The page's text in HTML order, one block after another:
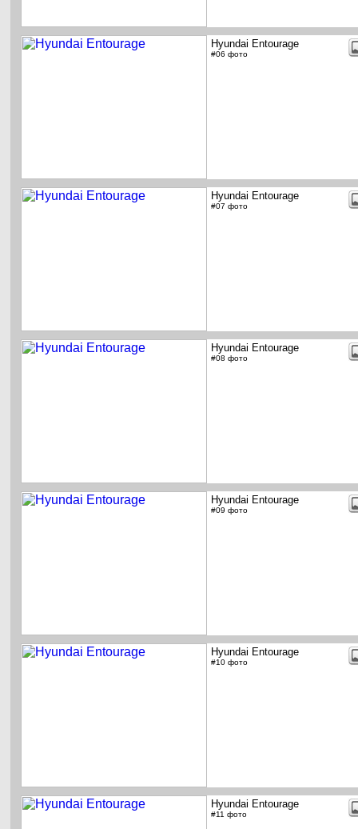
Hyundai Entourage
#06 фото
Hyundai Entourage
#07 фото
Hyundai Entourage
#08 фото
Hyundai Entourage
#09 фото
Hyundai Entourage
#10 фото
Hyundai Entourage
#11 фото